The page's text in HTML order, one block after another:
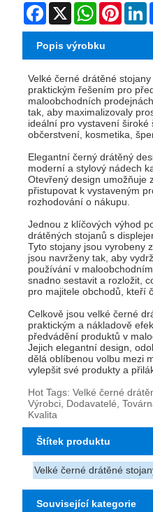
Facebook
X WhatsApp
Popis výrobku
Velké černé drátěné
praktickým řešením pro
maloobchodních
tak, aby maximalizovaly
ideální pro vystavení široké
občerstvení, kosmetika,
Elegantní černý drátěný
moderní a stylový nádech
Otevřený design umožňuje
přistupovat k vystaveným
rozhodování o nákupu.
Jednou z klíčových výhod
drátěných stojanů s
Tyto stojany jsou vyrobeny
jsou navrženy tak, aby
používání v
snadno sestavit a rozložit,
pro majitele obchodů, kteří
Celkově jsou velké černé
praktickým a nákladově
předvádění produktů v
Jejich elegantní design,
dělá oblíbenou volbu mezi
vylepšit své produkty a
Hot Tags: Velké černé
Výrobci, Dodavatelé,
Kvalita
Štítek produktu
Velké černé drátěné
Související kategorie